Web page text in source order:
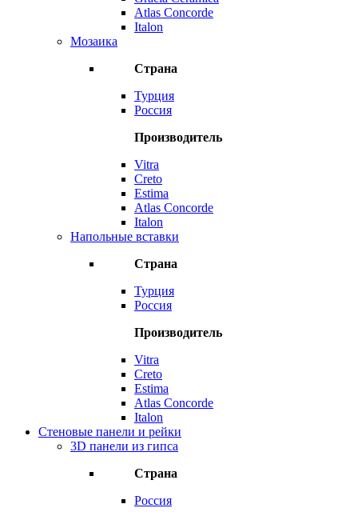
Atlas Concorde
Italon
Мозаика
Страна
Турция
Россия
Производитель
Vitra
Creto
Estima
Atlas Concorde
Italon
Напольные вставки
Страна
Турция
Россия
Производитель
Vitra
Creto
Estima
Atlas Concorde
Italon
Стеновые панели и рейки
3D панели из гипса
Страна
Россия